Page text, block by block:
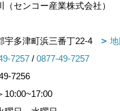
（センコー産業株式会社）
宇多津町浜三番丁22-4
7257 / 0877-49-7257
7256
10:00~17:00